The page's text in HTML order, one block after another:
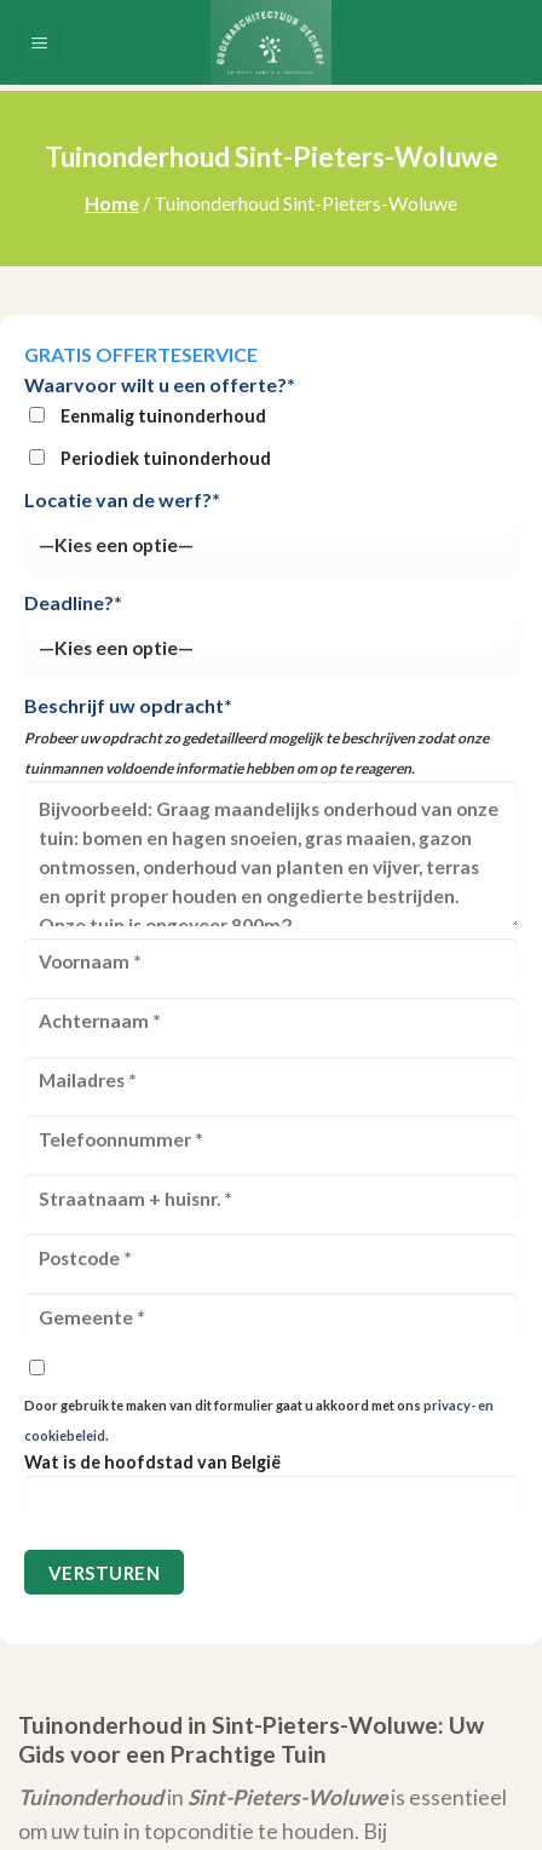
Tuinonderhoud Sint-Pieters-Woluwe
Home / Tuinonderhoud Sint-Pieters-Woluwe
GRATIS OFFERTESERVICE
Waarvoor wilt u een offerte?*
Eenmalig tuinonderhoud
Periodiek tuinonderhoud
Locatie van de werf?*
Deadline?*
Beschrijf uw opdracht*
Probeer uw opdracht zo gedetailleerd mogelijk te beschrijven zodat onze
tuinmannen voldoende informatie hebben om op te reageren.
Door gebruik te maken van dit formulier gaat u akkoord met ons privacy- en
cookiebeleid.
Wat is de hoofdstad van België
Tuinonderhoud in Sint-Pieters-Woluwe: Uw
Gids voor een Prachtige Tuin
Tuinonderhoudin Sint-Pieters-Woluweis essentieel
om uw tuin in topconditie te houden. Bij